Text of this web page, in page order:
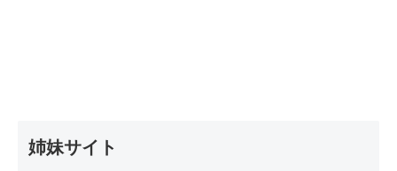
姉妹サイト